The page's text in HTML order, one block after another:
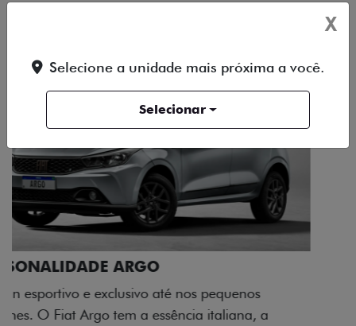
ACABAMENTO E DESIGN INTERNO
A flag italiana e o novo logo Fiat também aparecem
no interior do carro, que possui acabamento
X
Selecione a unidade mais próxima a você.
Selecionar